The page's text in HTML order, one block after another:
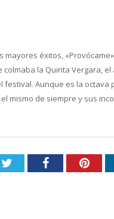
éxitos,
la Quinta Vergara,
Aunque es la octava
mismo de siempre y sus
TwitterFacebook